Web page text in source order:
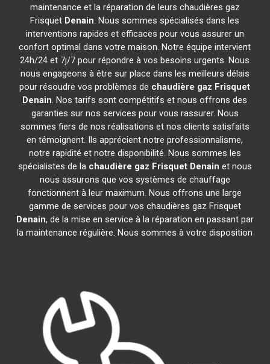
maintenance et la réparation de leurs chaudières gaz
Frisquet Denain. Nous sommes spécialisés dans les
interventions rapides et efficaces pour vous assurer un
confort optimal dans votre maison. Notre équipe intervient
24h/24 et 7j/7 pour répondre à vos besoins urgents. Nous
nous engageons à être sur place dans les meilleurs délais
pour résoudre vos problèmes de chaudière gaz Frisquet
Denain. Nos tarifs sont compétitifs et nous offrons des
garanties sur nos services pour vous rassurer. Nous
sommes fiers de nos réalisations et nos clients satisfaits
en témoignent. Ils apprécient notre professionnalisme,
notre rapidité et notre disponibilité. Nous sommes les
spécialistes de la chaudière gaz Frisquet Denain et nous
nous assurons que vos systèmes de chauffage
fonctionnent à leur maximum. Nous offrons une large
gamme de services pour vos chaudières gaz Frisquet
Denain, de la mise en service à la réparation en passant par
la maintenance régulière. Nous sommes à votre disposition